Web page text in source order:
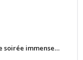
soirée immense…